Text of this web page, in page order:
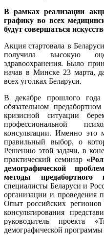
В рамках реализации
графику во всех
будут совершаться
Акция стартовала в
получила высокую
здравоохранения. Было
начав в Минске 23 марта,
всех уголках Беларуси.
В декабре прошлого
обязательном
кризисной ситуации
профессиональной
консультации. Именно это
правильный выбор, о
Решению этой задачи, в
практический семинар«
демографической
методы предабортного
специалисты Беларуси и
организации и проведения
Опыт российских регионов
консультирования
руководитель проекта
демографической программы